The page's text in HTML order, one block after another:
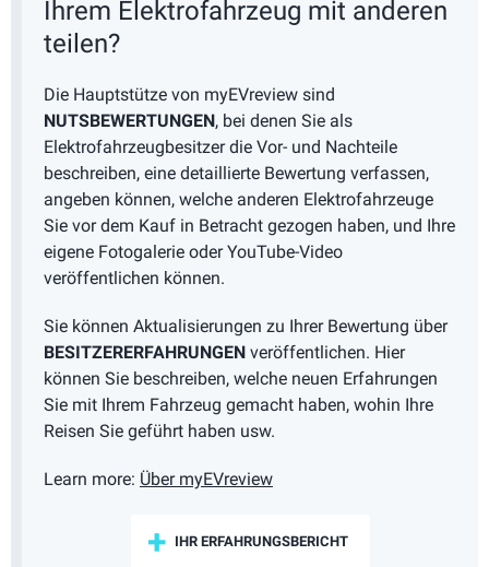
Ihrem Elektrofahrzeug mit anderen
teilen?
Die Hauptstütze von myEVreview sind
NUTSBEWERTUNGEN, bei denen Sie als
Elektrofahrzeugbesitzer die Vor- und Nachteile
beschreiben, eine detaillierte Bewertung verfassen,
angeben können, welche anderen Elektrofahrzeuge
Sie vor dem Kauf in Betracht gezogen haben, und Ihre
eigene Fotogalerie oder YouTube-Video
veröffentlichen können.
Sie können Aktualisierungen zu Ihrer Bewertung über
BESITZERERFAHRUNGEN veröffentlichen. Hier
können Sie beschreiben, welche neuen Erfahrungen
Sie mit Ihrem Fahrzeug gemacht haben, wohin Ihre
Reisen Sie geführt haben usw.
Learn more: Über myEVreview
IHR ERFAHRUNGSBERICHT